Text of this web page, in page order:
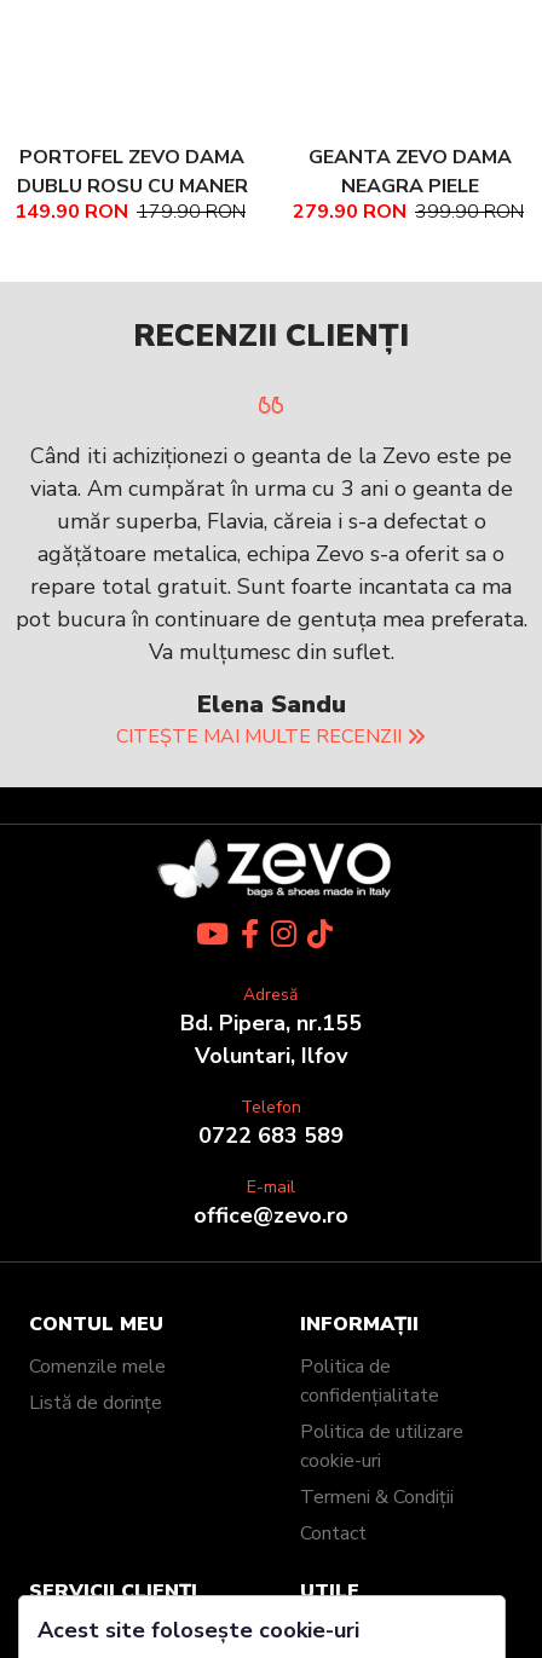
PORTOFEL ZEVO DAMA
DUBLU ROSU CU MANER
PIELE NATURALA
149.90 RON 179.90 RON
GEANTA ZEVO DAMA
NEAGRA PIELE
NATURALA TEXTURATA
279.90 RON 399.90 RON
RECENZII CLIENȚI
Când iti achiziționezi o geanta de la Zevo este pe
viata. Am cumpărat în urma cu 3 ani o geanta de
umăr superba, Flavia, căreia i s-a defectat o
agățătoare metalica, echipa Zevo s-a oferit sa o
repare total gratuit. Sunt foarte incantata ca ma
pot bucura în continuare de gentuța mea preferata.
Va mulțumesc din suflet.
Elena Sandu
CITEȘTE MAI MULTE RECENZII
Adresă
Bd. Pipera, nr.155
Voluntari, Ilfov
Telefon
0722 683 589
E-mail
office@zevo.ro
CONTUL MEU
Comenzile mele
Listă de dorințe
INFORMAȚII
Politica de
confidențialitate
Politica de utilizare
cookie-uri
Termeni & Condiții
Contact
SERVICII CLIENȚI
Informații livrare
UTILE
Universul ZEVO
Acest site folosește cookie-uri